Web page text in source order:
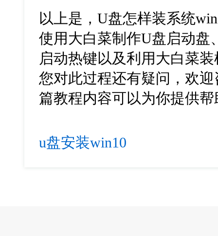
以上是，U盘怎样装系统
使用大白菜制作U盘启动盘
启动热键以及利用大白菜
您对此过程还有疑问，欢
篇教程内容可以为你提供
u盘安装win10